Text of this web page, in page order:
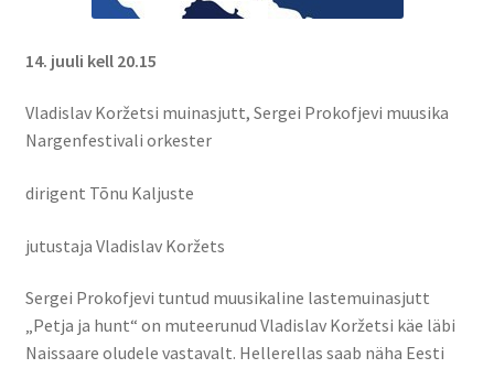
14. juuli kell 20.15
Vladislav Koržetsi muinasjutt, Sergei Prokofjevi muusika
Nargenfestivali orkester
dirigent Tõnu Kaljuste
jutustaja Vladislav Koržets
Sergei Prokofjevi tuntud muusikaline lastemuinasjutt
„Petja ja hunt“ on muteerunud Vladislav Koržetsi käe läbi
Naissaare oludele vastavalt. Hellerellas saab näha Eesti